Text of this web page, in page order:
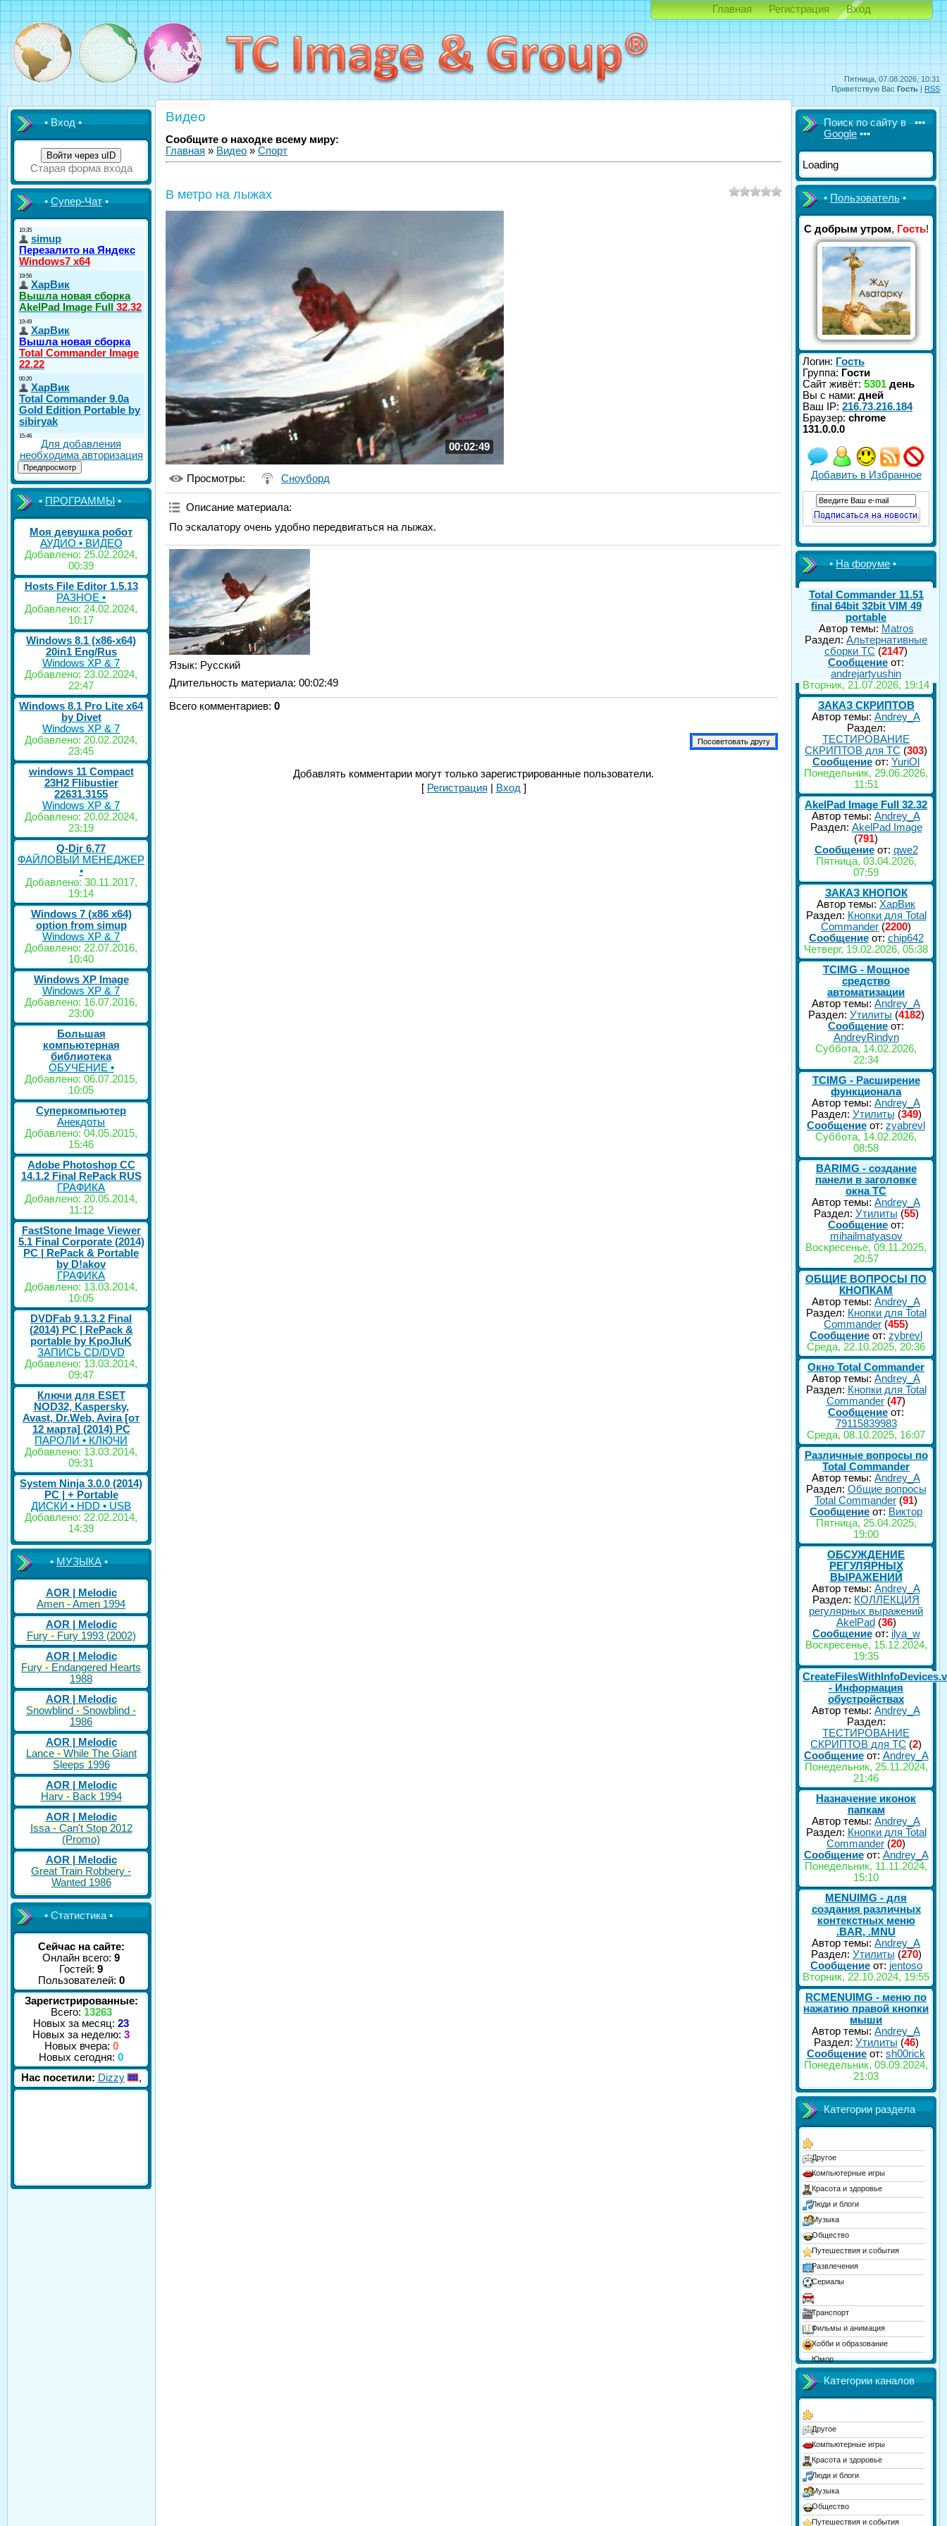
Пятница, 07.08.2026, 10:31
Приветствую Вас Гость | RSS
Главная Регистрация Вход
• Вход •
Войти через uID
Старая форма входа
•Супер-Чат•
Для добавления
необходима авторизация
•ПРОГРАММЫ•
Моя девушка робот
АУДИО • ВИДЕО
Добавлено: 25.02.2024,
00:39
Hosts File Editor 1.5.13
РАЗНОЕ •
Добавлено: 24.02.2024,
10:17
Windows 8.1 (x86-x64)
20in1 Eng/Rus
Windows XP & 7
Добавлено: 23.02.2024,
22:47
Windows 8.1 Pro Lite x64
by Divet
Windows XP & 7
Добавлено: 20.02.2024,
23:45
windows 11 Compact
23H2 Flibustier
22631.3155
Windows XP & 7
Добавлено: 20.02.2024,
23:19
Q-Dir 6.77
ФАЙЛОВЫЙ МЕНЕДЖЕР
•
Добавлено: 30.11.2017,
19:14
Windows 7 (x86 x64)
option from simup
Windows XP & 7
Добавлено: 22.07.2016,
10:40
Windows XP Image
Windows XP & 7
Добавлено: 16.07.2016,
23:00
Большая
компьютерная
библиотека
ОБУЧЕНИЕ •
Добавлено: 06.07.2015,
10:05
Суперкомпьютер
Анекдоты
Добавлено: 04.05.2015,
15:46
Adobe Photoshop CC
14.1.2 Final RePack RUS
ГРАФИКА
Добавлено: 20.05.2014,
11:12
FastStone Image Viewer
5.1 Final Corporate (2014)
РС | RePack & Portable
by D!akov
ГРАФИКА
Добавлено: 13.03.2014,
10:05
DVDFab 9.1.3.2 Final
(2014) PC | RePack &
portable by KpoJIuK
ЗАПИСЬ CD/DVD
Добавлено: 13.03.2014,
09:47
Ключи для ESET
NOD32, Kaspersky,
Avast, Dr.Web, Avira [от
12 марта] (2014) PC
ПАРОЛИ • КЛЮЧИ
Добавлено: 13.03.2014,
09:31
System Ninja 3.0.0 (2014)
РС | + Portable
ДИСКИ • HDD • USB
Добавлено: 22.02.2014,
14:39
•МУЗЫКА•
AOR | Melodic
Amen - Amen 1994
AOR | Melodic
Fury - Fury 1993 (2002)
AOR | Melodic
Fury - Endangered Hearts
1988
AOR | Melodic
Snowblind - Snowblind -
1986
AOR | Melodic
Lance - While The Giant
Sleeps 1996
AOR | Melodic
Harv - Back 1994
AOR | Melodic
Issa - Can't Stop 2012
(Promo)
AOR | Melodic
Great Train Robbery -
Wanted 1986
• Статистика •
Сейчас на сайте:
Онлайн всего: 9
Гостей: 9
Пользователей: 0
Зарегистрированные:
Всего: 13263
Новых за месяц: 23
Новых за неделю: 3
Новых вчера: 0
Новых сегодня: 0
Нас посетили: Dizzy ,
Видео
Сообщите о находке всему миру:
Главная » Видео » Спорт
В метро на лыжах
00:02:49
Просмотры: Сноуборд
Описание материала:
По эскалатору очень удобно передвигаться на лыжах.
Язык: Русский
Длительность материала: 00:02:49
Всего комментариев: 0
Добавлять комментарии могут только зарегистрированные пользователи.
[ Регистрация Вход]
Поиск по сайту в •••
Google •••
Loading
•Пользователь•
С добрым утром, Гость!
Логин: Гость
Группа: Гости
Сайт живёт: 5301 день
Вы с нами: дней
Ваш IP: 216.73.216.184
Браузер: chrome
131.0.0.0
Добавить в Избранное
•На форуме•
Total Commander 11.51
final 64bit 32bit VIM 49
portable
Автор темы: Matros
Раздел: Альтернативные
сборки ТС (2147)
Сообщение от:
andrejartyushin
Вторник, 21.07.2026, 19:14
ЗАКАЗ СКРИПТОВ
Автор темы: Andrey_A
Раздел:
ТЕСТИРОВАНИЕ
СКРИПТОВ для TC (303)
Сообщение от: YuriOl
Понедельник, 29.06.2026,
11:51
AkelPad Image Full 32.32
Автор темы: Andrey_A
Раздел: AkelPad Image
(791)
Сообщениеот: qwe2
Пятница, 03.04.2026,
07:59
ЗАКАЗ КНОПОК
Автор темы: ХарВик
Раздел: Кнопки для Total
Commander (2200)
Сообщениеот: chip642
Четверг, 19.02.2026, 05:38
TCIMG - Мощное
средство
автоматизации
Автор темы: Andrey_A
Раздел: Утилиты (4182)
Сообщение от:
AndreyRindyn
Суббота, 14.02.2026,
22:34
TCIMG - Расширение
функционала
Автор темы: Andrey_A
Раздел: Утилиты (349)
Сообщение от: zyabrevl
Суббота, 14.02.2026,
08:58
BARIMG - создание
панели в заголовке
окна TC
Автор темы: Andrey_A
Раздел: Утилиты (55)
Сообщение от:
mihailmatyasov
Воскресенье, 09.11.2025,
20:57
ОБЩИЕ ВОПРОСЫ ПО
КНОПКАМ
Автор темы: Andrey_A
Раздел: Кнопки для Total
Commander (455)
Сообщение от: zybrevl
Среда, 22.10.2025, 20:36
Окно Total Commander
Автор темы: Andrey_A
Раздел: Кнопки для Total
Commander (47)
Сообщение от:
79115839983
Среда, 08.10.2025, 16:07
Различные вопросы по
Total Commander
Автор темы: Andrey_A
Раздел: Общие вопросы
Total Commander (91)
Сообщение от: Виктор
Пятница, 25.04.2025,
19:00
ОБСУЖДЕНИЕ
РЕГУЛЯРНЫХ
ВЫРАЖЕНИЙ
Автор темы: Andrey_A
Раздел: КОЛЛЕКЦИЯ
регулярных выражений
AkelPad (36)
Сообщениеот: ilya_w
Воскресенье, 15.12.2024,
19:35
- Информация
обустройствах
Автор темы: Andrey_A
Раздел:
ТЕСТИРОВАНИЕ
СКРИПТОВ для TC (2)
Сообщениеот: Andrey_A
Понедельник, 25.11.2024,
21:46
Назначение иконок
папкам
Автор темы: Andrey_A
Раздел: Кнопки для Total
Commander (20)
Сообщениеот: Andrey_A
Понедельник, 11.11.2024,
15:10
MENUIMG - для
создания различных
контекстных меню
.BAR, .MNU
Автор темы: Andrey_A
Раздел: Утилиты (270)
Сообщениеот: jentoso
Вторник, 22.10.2024, 19:55
RCMENUIMG - меню по
нажатию правой кнопки
мыши
Автор темы: Andrey_A
Раздел: Утилиты (46)
Сообщение от: sh00rick
Понедельник, 09.09.2024,
21:03
Категории раздела
Другое
Компьютерные игры
Красота и здоровье
Люди и блоги
Музыка
Общество
Путешествия и события
Развлечения
Сериалы
Спорт
Транспорт
Фильмы и анимация
Хобби и образование
Юмор
Категории каналов
Другое
Компьютерные игры
Красота и здоровье
Люди и блоги
Музыка
Общество
Путешествия и события